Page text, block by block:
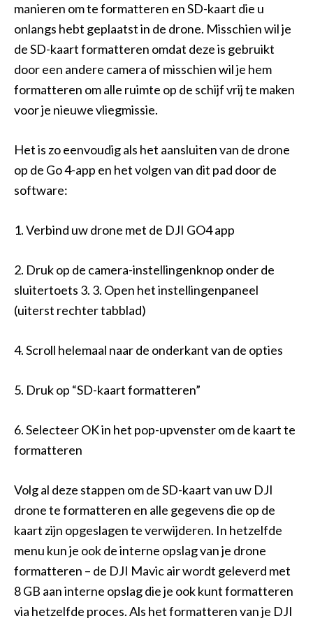
manieren om te formatteren en SD-kaart die u
onlangs hebt geplaatst in de drone. Misschien wil je
de SD-kaart formatteren omdat deze is gebruikt
door een andere camera of misschien wil je hem
formatteren om alle ruimte op de schijf vrij te maken
voor je nieuwe vliegmissie.
Het is zo eenvoudig als het aansluiten van de drone
op de Go 4-app en het volgen van dit pad door de
software:
1. Verbind uw drone met de DJI GO4 app
2. Druk op de camera-instellingenknop onder de
sluitertoets 3. 3. Open het instellingenpaneel
(uiterst rechter tabblad)
4. Scroll helemaal naar de onderkant van de opties
5. Druk op “SD-kaart formatteren”
6. Selecteer OK in het pop-upvenster om de kaart te
formatteren
Volg al deze stappen om de SD-kaart van uw DJI
drone te formatteren en alle gegevens die op de
kaart zijn opgeslagen te verwijderen. In hetzelfde
menu kun je ook de interne opslag van je drone
formatteren – de DJI Mavic air wordt geleverd met
8 GB aan interne opslag die je ook kunt formatteren
via hetzelfde proces. Als het formatteren van je DJI